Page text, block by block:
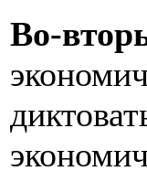
Во-